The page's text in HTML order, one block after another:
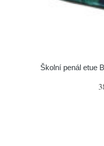
Školní penál etue